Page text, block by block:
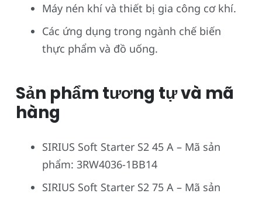
Máy nén khí và thiết bị gia công cơ khí.
Các ứng dụng trong ngành chế biến
thực phẩm và đồ uống.
Sản phẩm tương tự và mã
hàng
SIRIUS Soft Starter S2 45 A – Mã sản
phẩm: 3RW4036-1BB14
SIRIUS Soft Starter S2 75 A – Mã sản